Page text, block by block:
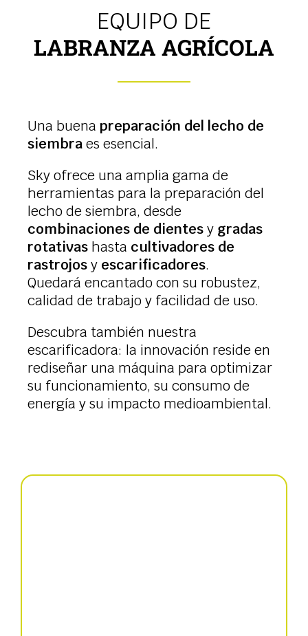
EQUIPO DE
LABRANZA AGRÍCOLA
Una buena preparación del lecho de
siembraes esencial.
Sky ofrece una amplia gama de
herramientas para la preparación del
lecho de siembra, desde
combinaciones de dientesy gradas
rotativas hasta cultivadores de
rastrojosy escarificadores.
Quedará encantado con su robustez,
calidad de trabajo y facilidad de uso.
Descubra también nuestra
escarificadora: la innovación reside en
rediseñar una máquina para optimizar
su funcionamiento, su consumo de
energía y su impacto medioambiental.